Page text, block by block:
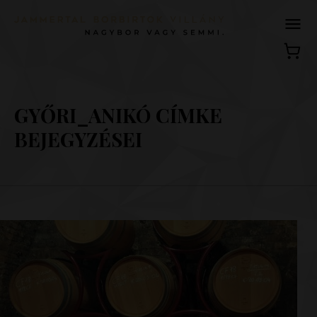
GYŐRI_ANIKÓ CÍMKE
BEJEGYZÉSEI